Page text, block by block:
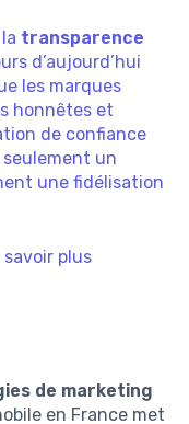
transparence
d’aujourd’hui
les marques
honnêtes et
de confiance
un
une fidélisation
plus
de marketing
en France met